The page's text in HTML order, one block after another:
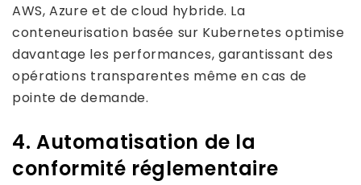
AWS, Azure et de cloud hybride. La
conteneurisation basée sur Kubernetes optimise
davantage les performances, garantissant des
opérations transparentes même en cas de
pointe de demande.
4. Automatisation de la
conformité réglementaire